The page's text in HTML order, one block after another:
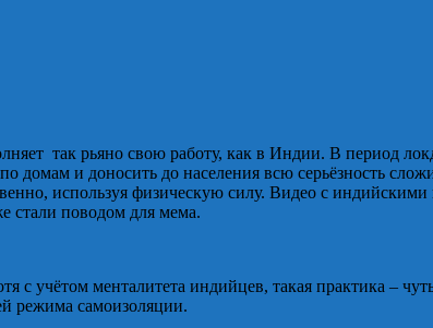
так рьяно свою работу, как в Индии. В период
домам и доносить до населения всю серьёзность
используя физическую силу. Видео с
стали поводом для мема.
учётом менталитета индийцев, такая практика –
режима самоизоляции.